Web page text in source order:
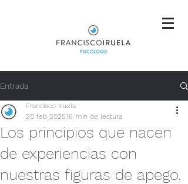
Entrada
Los principios que nacen
de experiencias con
nuestras figuras de apego.
Francisco Iruela
20 feb 202516 min de lectura